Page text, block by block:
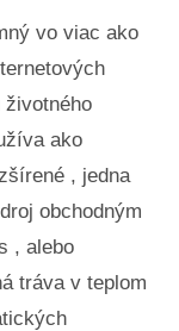
vo viac ako
životného
ako
, jedna
obchodným
, alebo
tráva v teplom